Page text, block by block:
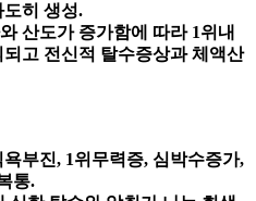
히 생성.
산도가 증가함에 따라 1위내
고 전신적 탈수증상과 체액산
욕부진, 1위무력증, 심박수증가,
통.